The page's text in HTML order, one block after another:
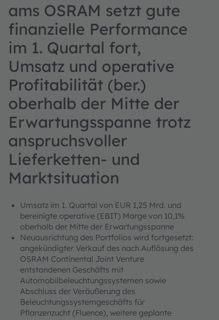
ams OSRAM setzt gute
finanzielle Performance
im 1. Quartal fort,
Umsatz und operative
Profitabilität (ber.)
oberhalb der Mitte der
Erwartungsspanne trotz
anspruchsvoller
Lieferketten- und
Marktsituation
Umsatz im 1. Quartal von EUR 1,25 Mrd. und
bereinigte operative (EBIT) Marge von 10,1%
oberhalb der Mitte der Erwartungsspanne
Neuausrichtung des Portfolios wird fortgesetzt:
angekündigter Verkauf des nach Auflösung des
OSRAM Continental Joint Venture
entstandenen Geschäfts mit
Automobilbeleuchtungssystemen sowie
Abschluss der Veräußerung des
Beleuchtungssystemgeschäfts für
Pflanzenzucht (Fluence), weitere geplante